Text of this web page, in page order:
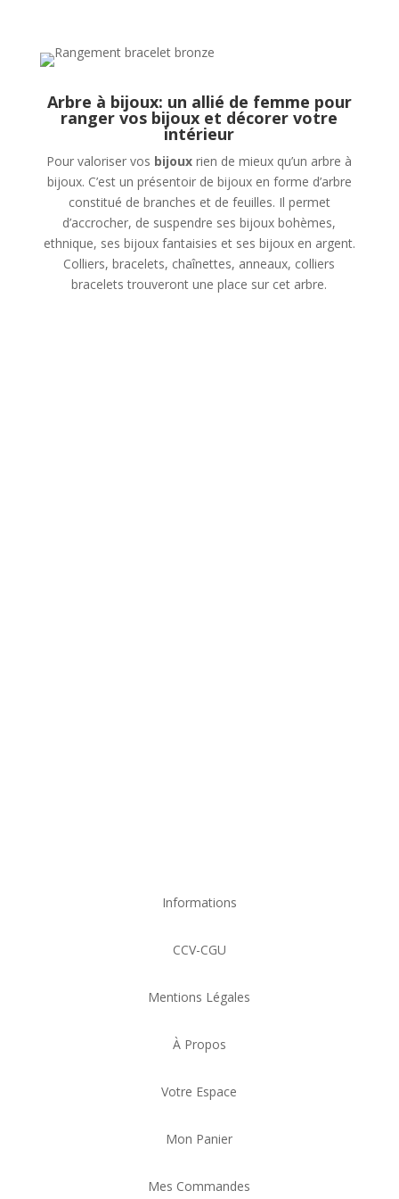
Arbre à bijoux: un allié de femme pour
ranger vos bijoux et décorer votre
intérieur
Pour valoriser vos bijoux rien de mieux qu’un arbre à
bijoux. C’est un présentoir de bijoux en forme d’arbre
constitué de branches et de feuilles. Il permet
d’accrocher, de suspendre ses bijoux bohèmes,
ethnique, ses bijoux fantaisies et ses bijoux en argent.
Colliers, bracelets, chaînettes, anneaux, colliers
bracelets trouveront une place sur cet arbre.
Informations
CCV-CGU
Mentions Légales
À Propos
Votre Espace
Mon Panier
Mes Commandes